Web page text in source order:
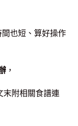
也短、算好操作
，
末附相關食譜連